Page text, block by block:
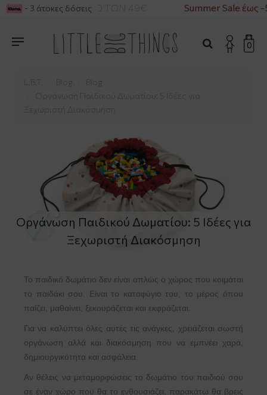
ΑΓΟΡΕΣ ΑΝΩ ΤΩΝ 49€ Summer Sale έως -
- 3 άτοκες δόσεις
0
L.B.T. Blog
Blog
Οργάνωση Παιδικού Δωματίου: 5 Ιδέες για
Ξεχωριστή Διακόσμηση
Οργάνωση Παιδικού Δωματίου: 5 Ιδέες για
Ξεχωριστή Διακόσμηση
Το παιδικό δωμάτιο δεν είναι απλώς o χώρος που κοιμάται
το παιδάκι σου. Είναι το καταφύγιο του, το μέρος όπου
παίζει, μαθαίνει, ξεκουράζεται και εκφράζεται.
Για να καλύπτει όλες αυτές τις ανάγκες, χρειάζεται σωστή
οργάνωση αλλά και διακόσμηση που να εμπνέει χαρά,
δημιουργικότητα και ασφάλεια.
Αν θέλεις να μεταμορφώσεις το δωμάτιο του παιδιού σου
σε έναν χώρο που θα το ενθουσιάζει, παρακάτω θα βρεις